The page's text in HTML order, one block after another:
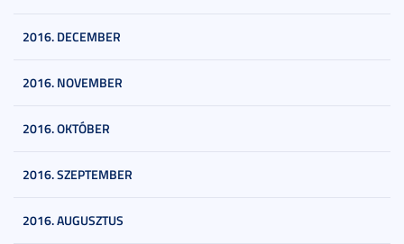
2016. DECEMBER
2016. NOVEMBER
2016. OKTÓBER
2016. SZEPTEMBER
2016. AUGUSZTUS